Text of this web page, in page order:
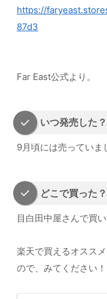
https://
87d3
Far East公式より。
いつ発売した？
9月頃には売っていま
どこで買った？
目白田中屋さんで買い
楽天で買えるオスス
ので、みてください！